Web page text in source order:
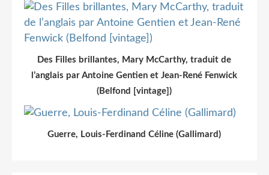
Des Filles brillantes, Mary McCarthy, traduit de
l’anglais par Antoine Gentien et Jean-René Fenwick
(Belfond [vintage])
Guerre, Louis-Ferdinand Céline (Gallimard)